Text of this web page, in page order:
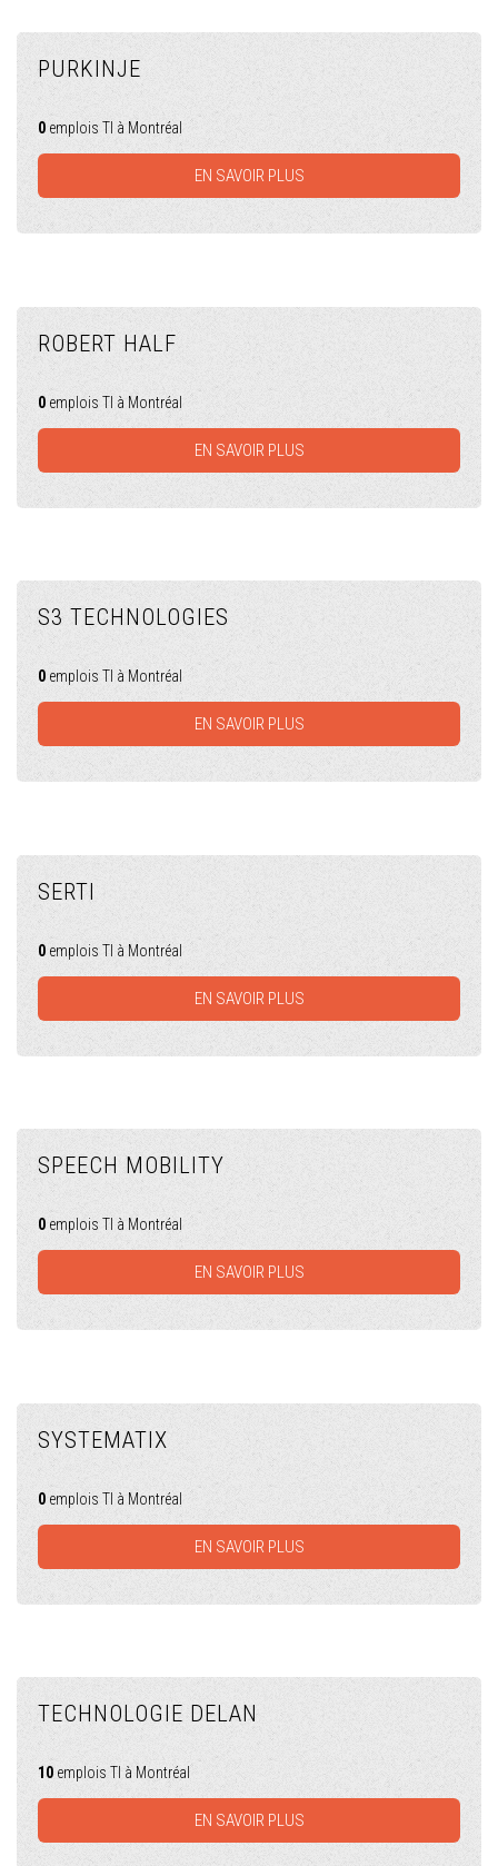
PURKINJE
0 emplois TI à Montréal
EN SAVOIR PLUS
ROBERT HALF
0 emplois TI à Montréal
EN SAVOIR PLUS
S3 TECHNOLOGIES
0 emplois TI à Montréal
EN SAVOIR PLUS
SERTI
0 emplois TI à Montréal
EN SAVOIR PLUS
SPEECH MOBILITY
0 emplois TI à Montréal
EN SAVOIR PLUS
SYSTEMATIX
0 emplois TI à Montréal
EN SAVOIR PLUS
TECHNOLOGIE DELAN
10 emplois TI à Montréal
EN SAVOIR PLUS